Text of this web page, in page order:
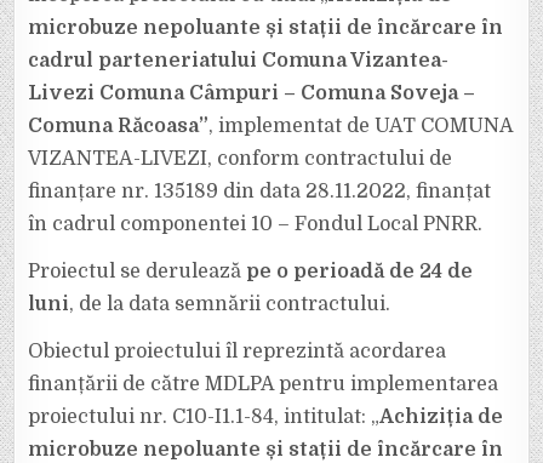
VIZANTEA-
LIVEZI
COMUNA
SOVEJA
–
COMUNA
microbuze nepoluante și stații de încărcare în
cadrul parteneriatului Comuna Vizantea-
Livezi Comuna Câmpuri – Comuna Soveja –
Comuna Răcoasa”, implementat de UAT COMUNA
VIZANTEA-LIVEZI, conform contractului de
finanțare nr. 135189 din data 28.11.2022, finanțat
în cadrul componentei 10 – Fondul Local PNRR.
Proiectul se derulează pe o perioadă de 24 de
luni, de la data semnării contractului.
Obiectul proiectului îl reprezintă acordarea
finanțării de către MDLPA pentru implementarea
proiectului nr. C10-I1.1-84, intitulat: „Achiziția de
microbuze nepoluante și stații de încărcare în